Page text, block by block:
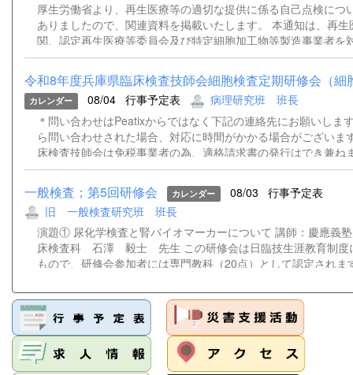
厚生労働省より、再生医療等の適切な提供に係る自己点検につ
ありましたので、関連資料を掲載いたします。 本通知は、再
関、認定再生医療等委員会及び特定細胞加工物等製造事業者を
基づく再生医療等の適切な提供体制について自己点検を実施し
置を講じるよう求めるものです。 詳細につきましては、添付
さい。 通知事務連絡（別記団体宛）.pdf 再生医療等の適切な
検について（依頼）.pdf
令和8年度兵庫県臨床検査技師会細胞検査定期研修会（細
カレンダー 08/04 行事予定表
病理研究班 班長
＊問い合わせはPeatixからではなく下記の連絡先にお願いし
ら問い合わせされた場合、対応に時間がかかる場合がございま
床検査技師会は免税事業者の為、適格請求書の発行はでき兼
いただきますようお願い申し上げます。 ＊登録時にご記入い
ルアドレスあてに、資料（ある場合）および当日、Peatixより
能性があるため、ZOOMのウェビナー招致を送らせていただき
メールアドレスをご記入いただけない場合は、資料や招致メー
出来ません。当日の対応は出来かねますことをご了承ください。 連絡先
県臨床検査技師会病理・細胞研究班班長今川 奈央子Tel：
一般検査；第5回研修会 カレンダー 08/03
行事予定表
旧 一般検査研究班 班長
演題① 尿化学検査と腎バイオマーカーについて 講師：慶應義
床検査科 石澤 毅士 先生 この研修会は日臨技生涯教育制度
もので、研修会参加者には専門教科（20点）として認定され
はご遠慮ください。 【問合せ先】学術部 一般検査研究班
兵庫県立はりま姫路総合医療センター検査部 TEL 079-
nakasimaamag@gmail.com